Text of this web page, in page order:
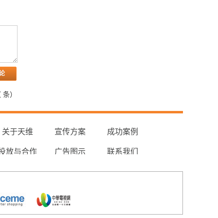
条）
关于天维 宣传方案 成功案例
放与合作 广告图示 联系我们